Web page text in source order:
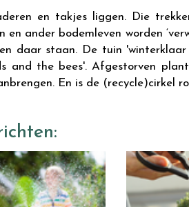
en takjes liggen. Die
ander bodemleven worden
daar staan. De tuin
and the bees'. Afgestorven
En is de (recycle)cirkel